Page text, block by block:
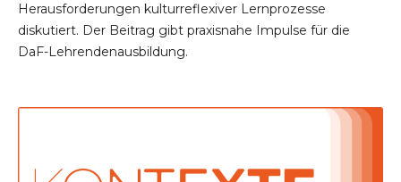
Herausforderungen kulturreflexiver Lernprozesse
diskutiert. Der Beitrag gibt praxisnahe Impulse für die
DaF-Lehrendenausbildung.